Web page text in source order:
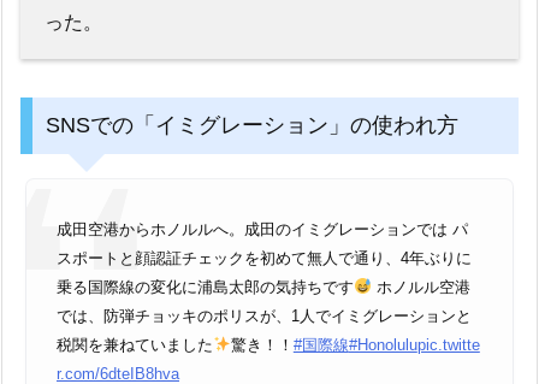
った。
SNSでの「イミグレーション」の使われ方
成田空港からホノルルへ。成田のイミグレーションでは パ
スポートと顔認証チェックを初めて無人で通り、4年ぶりに
乗る国際線の変化に浦島太郎の気持ちです
ホノルル空港
では、防弾チョッキのポリスが、1人でイミグレーションと
税関を兼ねていました
驚き！！ #国際線#Honolulupic.twitte
r.com/6dteIB8hva